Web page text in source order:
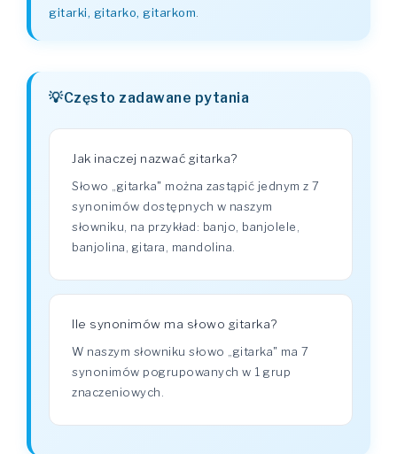
gitarki, gitarko, gitarkom
Często zadawane pytania
Jak inaczej nazwać gitarka?
Słowo „gitarka" można zastąpić jednym z 7
synonimów dostępnych w naszym
słowniku, na przykład: banjo, banjolele,
banjolina, gitara, mandolina.
Ile synonimów ma słowo gitarka?
W naszym słowniku słowo „gitarka" ma 7
synonimów pogrupowanych w 1 grup
znaczeniowych.